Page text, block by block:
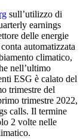
sull’utilizzo di
earnings
delle energie
automatizzata
climatico,
nell’ultimo
ESG è calato del
trimestre del
trimestre 2022,
calls. Il termine
2 volte nelle